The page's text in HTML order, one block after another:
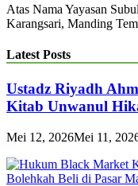
Atas Nama Yayasan
Karangsari, Manding
Latest Posts
Ustadz Riyadh
Kitab Unwanul
Mei 12, 2026Mei 11,